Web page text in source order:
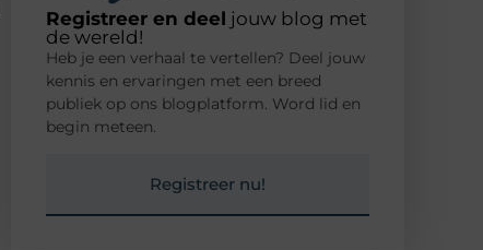
Registreer en deel jouw blog met
de wereld!
Heb je een verhaal te vertellen? Deel jouw
kennis en ervaringen met een breed
publiek op ons blogplatform. Word lid en
begin meteen.
Registreer nu!